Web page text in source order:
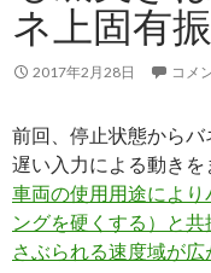
ネ上固有
2017年2月28日 コメ
前回、停止状態から
遅い入力による動きを
車両の使用用途によ
ングを硬くする）と
さぶられる速度域が広